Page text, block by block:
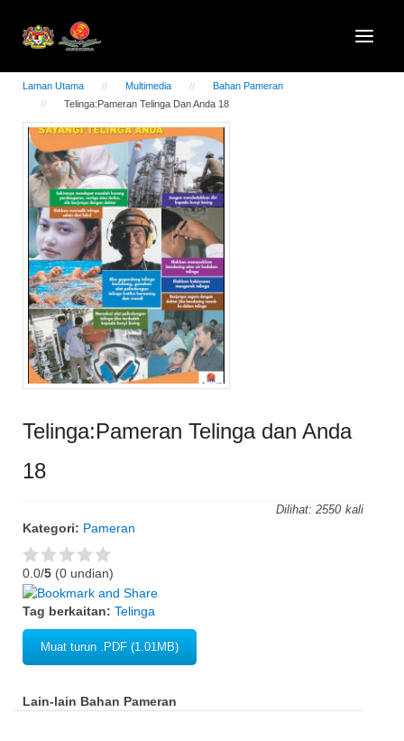
Laman Utama Multimedia
Bahan Pameran
Telinga:Pameran Telinga Dan Anda 18
Telinga:Pameran Telinga dan Anda
18
Dilihat: 2550
Kategori: Pameran
0.0/5 (0 undian)
Tag berkaitan: Telinga
Muat turun .PDF (1.01MB)
Lain-lain Bahan Pameran